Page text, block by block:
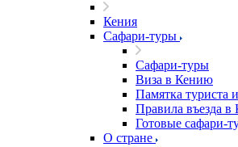
Кения
Сафари-туры
Сафари-туры
Виза в Кению
Памятка туриста
Правила въезда
Готовые сафари-
О стране